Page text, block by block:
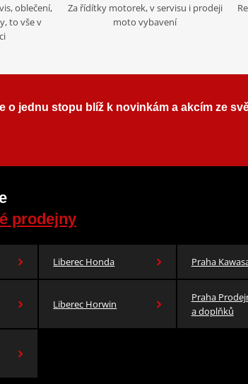
oblečení,
to vše v
Za řídítky motorek, v servisu i prodeji
moto vybavení
o jednu stopu blíž k novinkám a akcím ze
prodejny
Liberec Honda Praha
Liberec Horwin
Praha
a doplňků